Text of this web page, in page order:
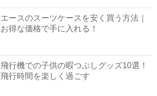
エースのスーツケースを安く買う方法｜
お得な価格で手に入れる！
飛行機での子供の暇つぶしグッズ10選！
飛行時間を楽しく過ごす